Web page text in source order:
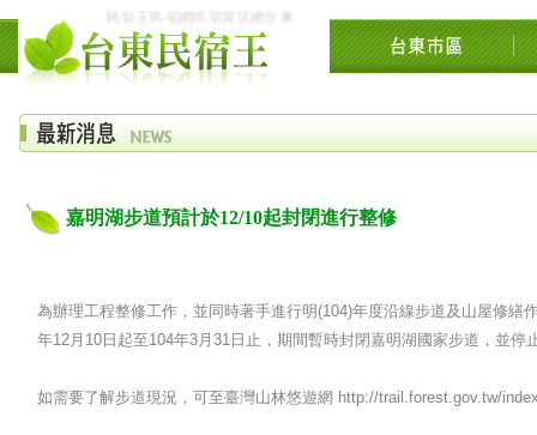
民宿王民宿網民宿資訊網台東花東花蓮綠島民宿住宿旅遊景點交流網
嘉明湖步道預計於12/10起封閉進行整修
為辦理工程整修工作，並同時著手進行明(104)年度沿線步道及山屋修繕
年12月10日起至104年3月31日止，期間暫時封閉嘉明湖國家步道，並
如需要了解步道現況，可至臺灣山林悠遊網 http://trail.forest.gov.tw/